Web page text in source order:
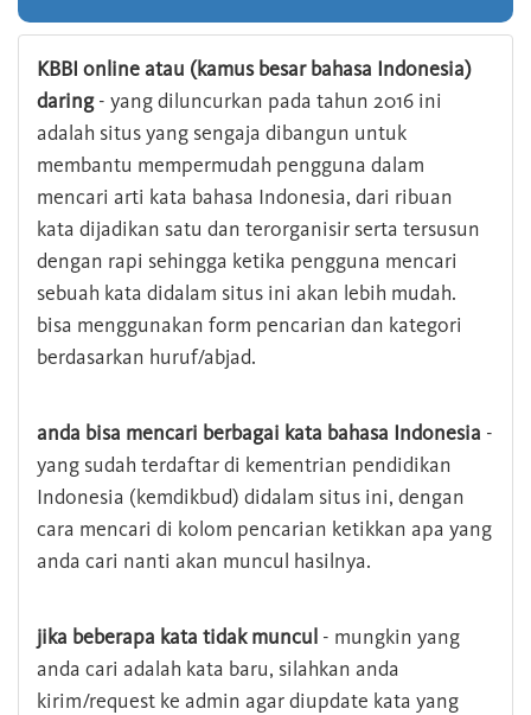
KBBI online atau (kamus besar bahasa Indonesia)
daring- yang diluncurkan pada tahun 2016 ini
adalah situs yang sengaja dibangun untuk
membantu mempermudah pengguna dalam
mencari arti kata bahasa Indonesia, dari ribuan
kata dijadikan satu dan terorganisir serta tersusun
dengan rapi sehingga ketika pengguna mencari
sebuah kata didalam situs ini akan lebih mudah.
bisa menggunakan form pencarian dan kategori
berdasarkan huruf/abjad.
anda bisa mencari berbagai kata bahasa Indonesia -
yang sudah terdaftar di kementrian pendidikan
Indonesia (kemdikbud) didalam situs ini, dengan
cara mencari di kolom pencarian ketikkan apa yang
anda cari nanti akan muncul hasilnya.
jika beberapa kata tidak muncul - mungkin yang
anda cari adalah kata baru, silahkan anda
kirim/request ke admin agar diupdate kata yang